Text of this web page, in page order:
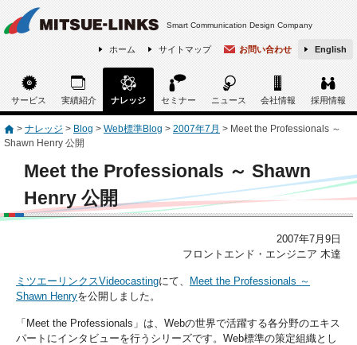
Smart Communication Design Company
ホーム サイトマップ お問い合わせ English
サービス 実績紹介 ナレッジ セミナー ニュース 会社情報 採用情報
> ナレッジ > Blog > Web標準Blog > 2007年7月 > Meet the Professionals ～
Shawn Henry 公開
Meet the Professionals ～ Shawn
Henry 公開
2007年7月9日
フロントエンド・エンジニア 木達
ミツエーリンクスVideocastingにて、
Meet the Professionals ～
Shawn Henryを公開しました。
「Meet the Professionals」は、Webの世界で活躍する各分野のエキス
パートにインタビューを行うシリーズです。Web標準の策定組織とし